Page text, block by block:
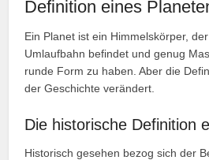
Definition eines
Ein Planet ist ein Himmelskörper,
Umlaufbahn befindet und genug
runde Form zu haben. Aber die
der Geschichte verändert.
Die historische Definition
Historisch gesehen bezog sich der